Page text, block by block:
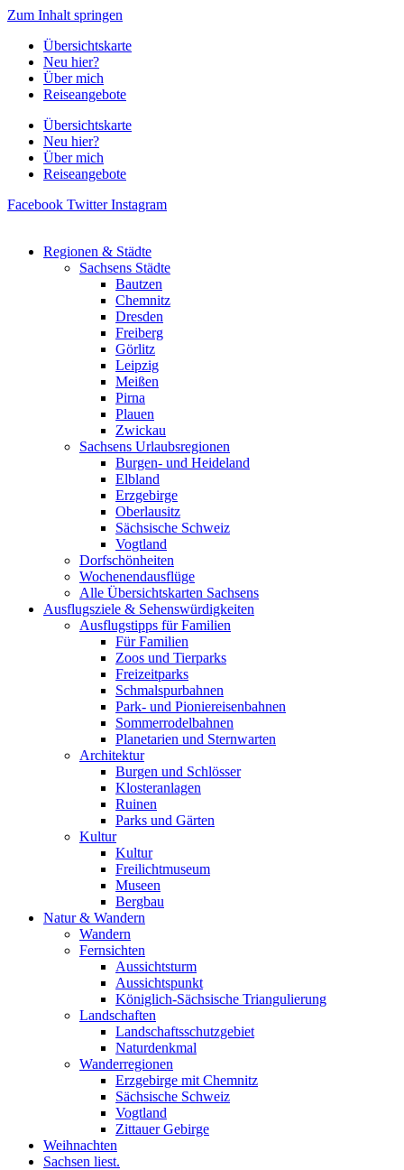
Zum Inhalt springen
Übersichtskarte
Neu hier?
Über mich
Reiseangebote
Übersichtskarte
Neu hier?
Über mich
Reiseangebote
Facebook Twitter Instagram
Regionen & Städte
Sachsens Städte
Bautzen
Chemnitz
Dresden
Freiberg
Görlitz
Leipzig
Meißen
Pirna
Plauen
Zwickau
Sachsens Urlaubsregionen
Burgen- und Heideland
Elbland
Erzgebirge
Oberlausitz
Sächsische Schweiz
Vogtland
Dorfschönheiten
Wochenendausflüge
Alle Übersichtskarten Sachsens
Ausflugsziele & Sehenswürdigkeiten
Ausflugstipps für Familien
Für Familien
Zoos und Tierparks
Freizeitparks
Schmalspurbahnen
Park- und Pioniereisenbahnen
Sommerrodelbahnen
Planetarien und Sternwarten
Architektur
Burgen und Schlösser
Klosteranlagen
Ruinen
Parks und Gärten
Kultur
Kultur
Freilichtmuseum
Museen
Bergbau
Natur & Wandern
Wandern
Fernsichten
Aussichtsturm
Aussichtspunkt
Königlich-Sächsische Triangulierung
Landschaften
Landschaftsschutzgebiet
Naturdenkmal
Wanderregionen
Erzgebirge mit Chemnitz
Sächsische Schweiz
Vogtland
Zittauer Gebirge
Weihnachten
Sachsen liest.